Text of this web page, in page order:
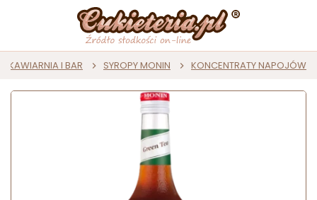
KAWIARNIA I BAR SYROPY MONIN KONCENTRATY NAPOJÓW